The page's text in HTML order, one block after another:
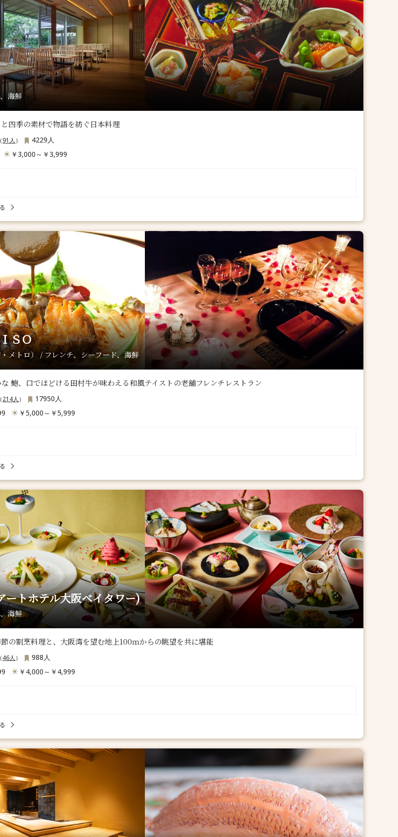
海鮮
四季の素材で物語を紡ぐ日本料理
（91人 ）
4229人
￥3,000～￥3,999
ＳＯ
メトロ） / フレンチ、シーフード、海鮮
な 鮑、口でほどける田村牛が味わえる和風テイストの老舗フレンチレストラン
（214人 ）
17950人
￥5,000～￥5,999
ートホテル大阪ベイタワー)
海鮮
の割烹料理と、大阪湾を望む地上100ｍからの眺望を共に堪能
（46人 ）
988人
￥4,000～￥4,999